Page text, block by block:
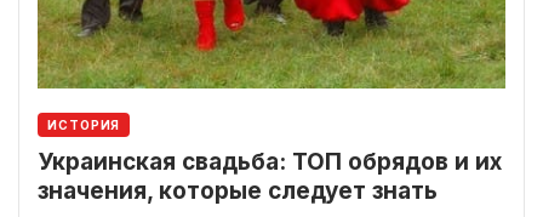
ИСТОРИЯ
Украинская свадьба: ТОП обрядов и их
значения, которые следует знать